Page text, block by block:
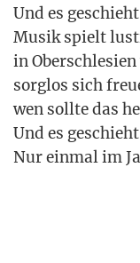
Und es
Musik spielt
in
sorg­los sich
wen soll­te das
Und es
Nur ein­mal im